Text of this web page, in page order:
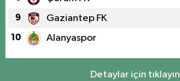
9 Gaziantep FK
10 Alanyaspor
Detaylar için tıklayın